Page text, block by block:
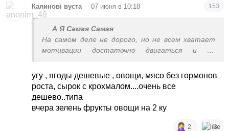
Калинові вуста 07 июня в 10:18 153
А Я Самая Самая
На самом деле не дорого, но не всем хватает
мотивации достаточно двигаться и не
угу , ягоды дешевые , овощи, мясо без гормонов
роста, сырок с крохмалом....очень все
дешево..типа
вчера зелень фрукты овощи на 2 ку
2 3